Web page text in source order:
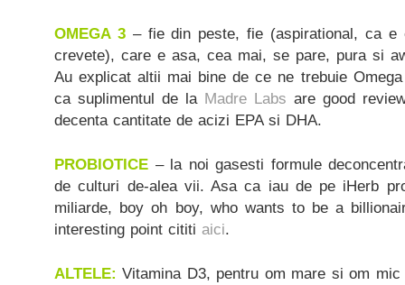
OMEGA 3– fie din peste, fie (aspirational, ca e
crevete), care e asa, cea mai, se pare, pura si
Au explicat altii mai bine de ce ne trebuie
ca suplimentul de la Madre Labs are good
decenta cantitate de acizi EPA si DHA.
PROBIOTICE – la noi gasesti formule
de culturi de-alea vii. Asa ca iau de pe iHerb
miliarde, boy oh boy, who wants to be a
interesting point cititi aici.
ALTELE: Vitamina D3, pentru om mare si om